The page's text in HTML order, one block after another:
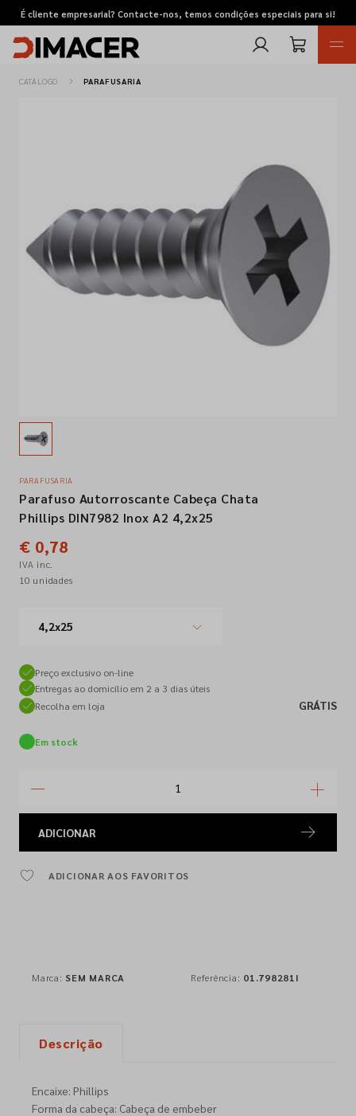
É cliente empresarial? Contacte-nos, temos condições especiais para si!
Retomas
Pedidos de cotação
Contactos
Siga-nos nas redes sociais
CATÁLOGO PARAFUSARIA
PARAFUSARIA
Parafuso Autorroscante Cabeça Chata
Phillips DIN7982 Inox A2 4,2x25
€ 0,78
IVA inc.
10 unidades
4,2x25
Preço exclusivo on-line
Entregas ao domicílio em 2 a 3 dias úteis
Recolha em loja
GRÁTIS
Em stock
ADICIONAR
ADICIONAR AOS FAVORITOS
Marca: SEM MARCA Referência: 01.798281I
Descrição
Encaixe: Phillips
Forma da cabeça: Cabeça de embeber